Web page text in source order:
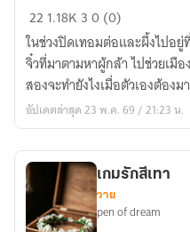
ภูต
ตัว
จิ๋ว
ตอน
ดิน
แดน
ดอกไม้
22 1.18K 30 (0)
ในช่วงปิดเทอมต่อและผึ้งไปอ
จิ๋วที่มาตามหาผู้กล้า ไปช่วยเมื
สองจะทำยังไงเมื่อตัวเองต้องม
อัปเดตล่าสุด 23 พ.ค. 69 / 21:23 น.
เกมรักสีเทา
วาย
pen of dream